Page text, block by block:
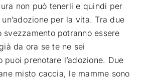
non può tenerli e quindi per
per la vita. Tra due
svezzamento potranno essere
da ora se te ne sei
puoi prenotare l’adozione. Due
misto caccia, le mamme sono